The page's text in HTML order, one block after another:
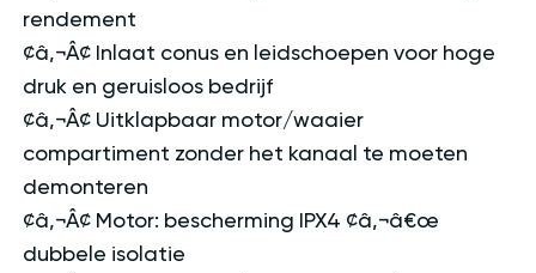
rendement
¢â‚¬Â¢ Inlaat conus en leidschoepen voor hoge
druk en geruisloos bedrijf
¢â‚¬Â¢ Uitklapbaar motor/waaier
compartiment zonder het kanaal te moeten
demonteren
¢â‚¬Â¢ Motor: bescherming IPX4 ¢â‚¬â€œ
dubbele isolatie